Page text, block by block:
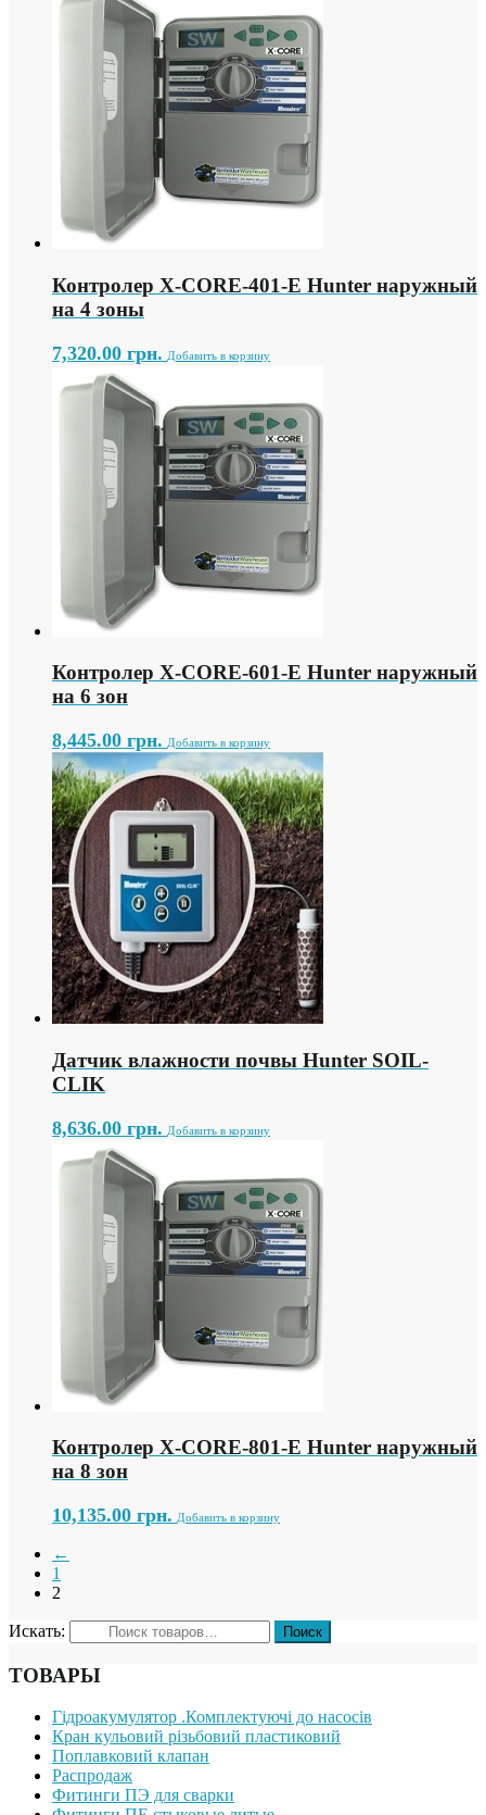
Контролер X-СORE-401-E Hunter наружный
на 4 зоны
7,320.00 грн. Добавить в корзину
Контролер X-СORE-601-E Hunter наружный
на 6 зон
8,445.00 грн. Добавить в корзину
Датчик влажности почвы Hunter SOIL-
CLIK
8,636.00 грн. Добавить в корзину
Контролер X-СORE-801-E Hunter наружный
на 8 зон
10,135.00 грн. Добавить в корзину
←
1
2
Искать:
ТОВАРЫ
Гідроакумулятор .Комплектуючі до насосів
Кран кульовий різьбовий пластиковий
Поплавковий клапан
Распродаж
Фитинги ПЭ для сварки